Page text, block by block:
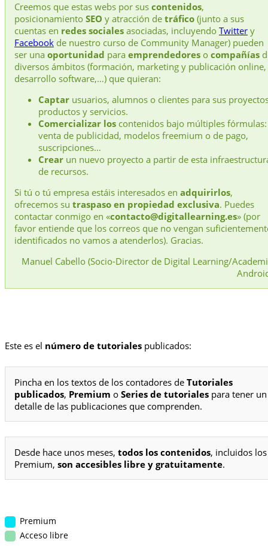
Creemos que estas webs por sus contenidos,
posicionamiento SEO y atracción de tráfico (junto a sus
cuentas en redes sociales asociadas, incluyendo Twitter y
Facebook de nuestro curso de Community Manager) pueden
ser una oportunidad para emprendedores o compañías
diversos ámbitos (formación, marketing y publicación online,
desarrollo software,…) que quieran:
Captar usuarios, alumnos o clientes para sus
productos y servicios.
Comercializar los contenidos bajo múltiples fórmulas:
venta de publicidad, modelos freemium o de pago,
suscripciones…
Crear un nuevo proyecto a partir de esta
de recursos.
Si tú o tú empresa estáis interesados en adquirirlos,
ofrecemos su traspaso en propiedad exclusiva. Puedes
contactar conmigo en «contacto@digitallearning.es» (por
favor entiende que los correos que no vengan
identificados no vamos a atenderlos). Gracias.
Manuel Cabello (Socio-Director de Digital Learning/
Este es el número de tutoriales publicados:
Pincha en los textos de los contadores de Tutoriales
publicados, Premium o Series de tutoriales para tener un
detalle de las publicaciones que comprenden.
Desde hace unos meses, todos los contenidos, incluidos los
Premium, son accesibles libre y gratuitamente.
Premium
Acceso libre